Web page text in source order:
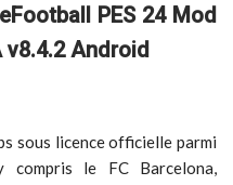
PES 24 Mod
v8.4.2 Android
sous licence officielle parmi
compris le FC Barcelona,